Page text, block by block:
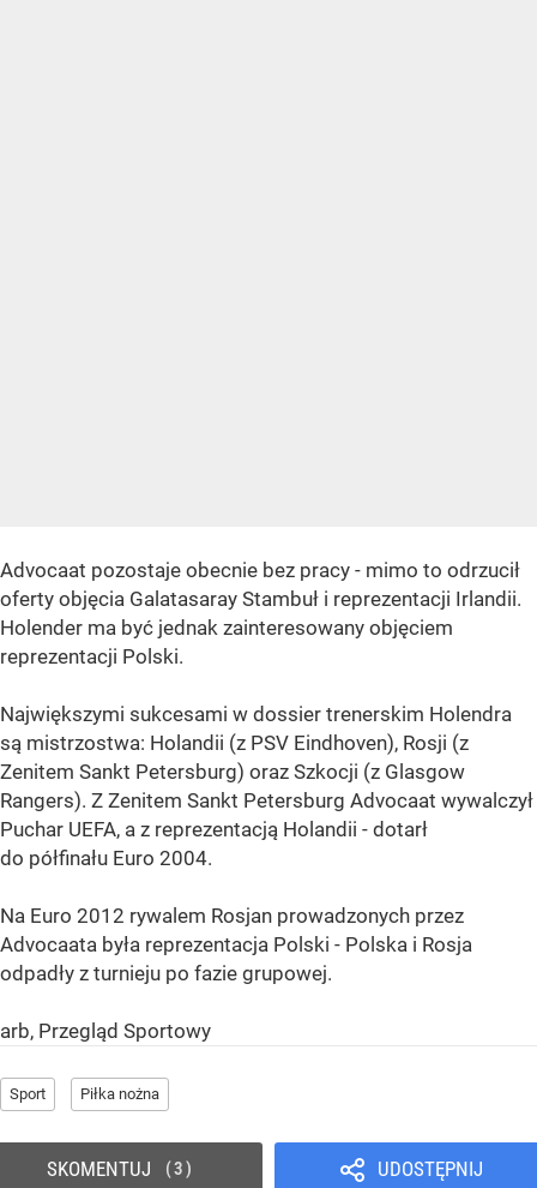
Advocaat pozostaje obecnie bez pracy - mimo to odrzucił
oferty objęcia Galatasaray Stambuł i reprezentacji Irlandii.
Holender ma być jednak zainteresowany objęciem
reprezentacji Polski.
Największymi sukcesami w dossier trenerskim Holendra
są mistrzostwa: Holandii (z PSV Eindhoven), Rosji (z
Zenitem Sankt Petersburg) oraz Szkocji (z Glasgow
Rangers). Z Zenitem Sankt Petersburg Advocaat wywalczył
Puchar UEFA, a z reprezentacją Holandii - dotarł
do półfinału Euro 2004.
Na Euro 2012 rywalem Rosjan prowadzonych przez
Advocaata była reprezentacja Polski - Polska i Rosja
odpadły z turnieju po fazie grupowej.
arb, Przegląd Sportowy
Sport Piłka nożna
UDOSTĘPNIJ
SKOMENTUJ 3